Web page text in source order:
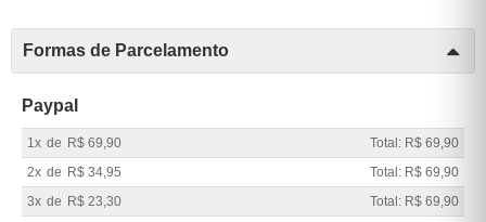
Formas de Parcelamento
Paypal
1x de R$ 69,90
Total: R$ 69,90
2x de R$ 34,95
Total: R$ 69,90
3x de R$ 23,30
Total: R$ 69,90